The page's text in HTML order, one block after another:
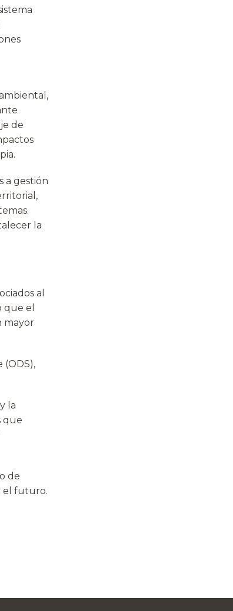
de
a gestión
la
al
que el
mayor
(ODS),
la
que
de
el futuro.